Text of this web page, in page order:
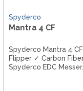
Spyderco
Mantra 4 CF
Spyderco Mantra 4
Flipper ✓ Carbon
Spyderco EDC Messer.